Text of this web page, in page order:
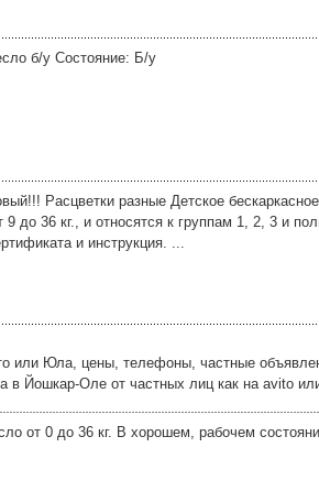
б/у Состояние: Б/у
Расцветки разные Детское
9 до 36 кг., и относятся к группам 1, 2, 3 и
и инструкция. ...
или Юла, цены, телефоны, частные
в Йошкар-Оле от частных лиц как на avito
от 0 до 36 кг. В хорошем, рабочем